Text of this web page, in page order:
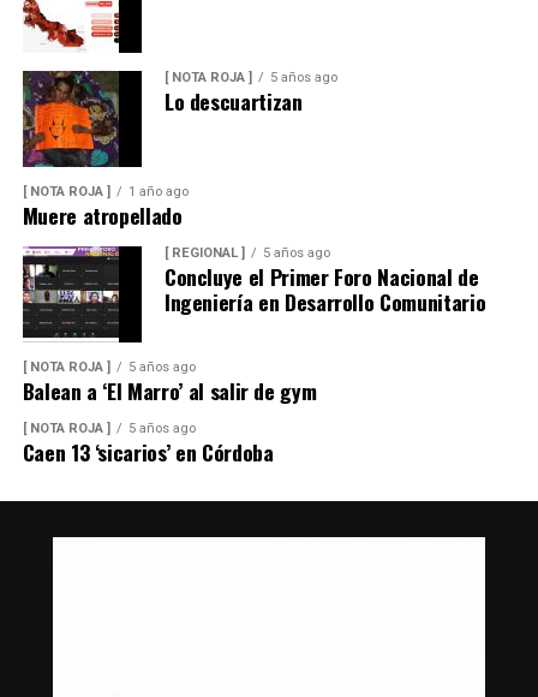
[ NOTA ROJA ] 5 años ago
Lo descuartizan
[ NOTA ROJA ] 1 año ago
Muere atropellado
[ REGIONAL ] 5 años ago
Concluye el Primer Foro Nacional de
Ingeniería en Desarrollo Comunitario
[ NOTA ROJA ] 5 años ago
Balean a ‘El Marro’ al salir de gym
[ NOTA ROJA ] 5 años ago
Caen 13 ‘sicarios’ en Córdoba